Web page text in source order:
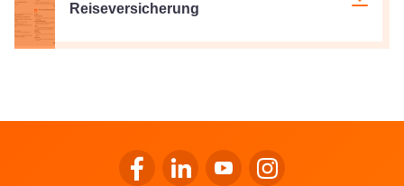
Reiseversicherung
Zum Facebook von LALUX gehen
Zum LinkedIn von LALUX gehen
Zum YouTube von LALUX
Zum Instagram von